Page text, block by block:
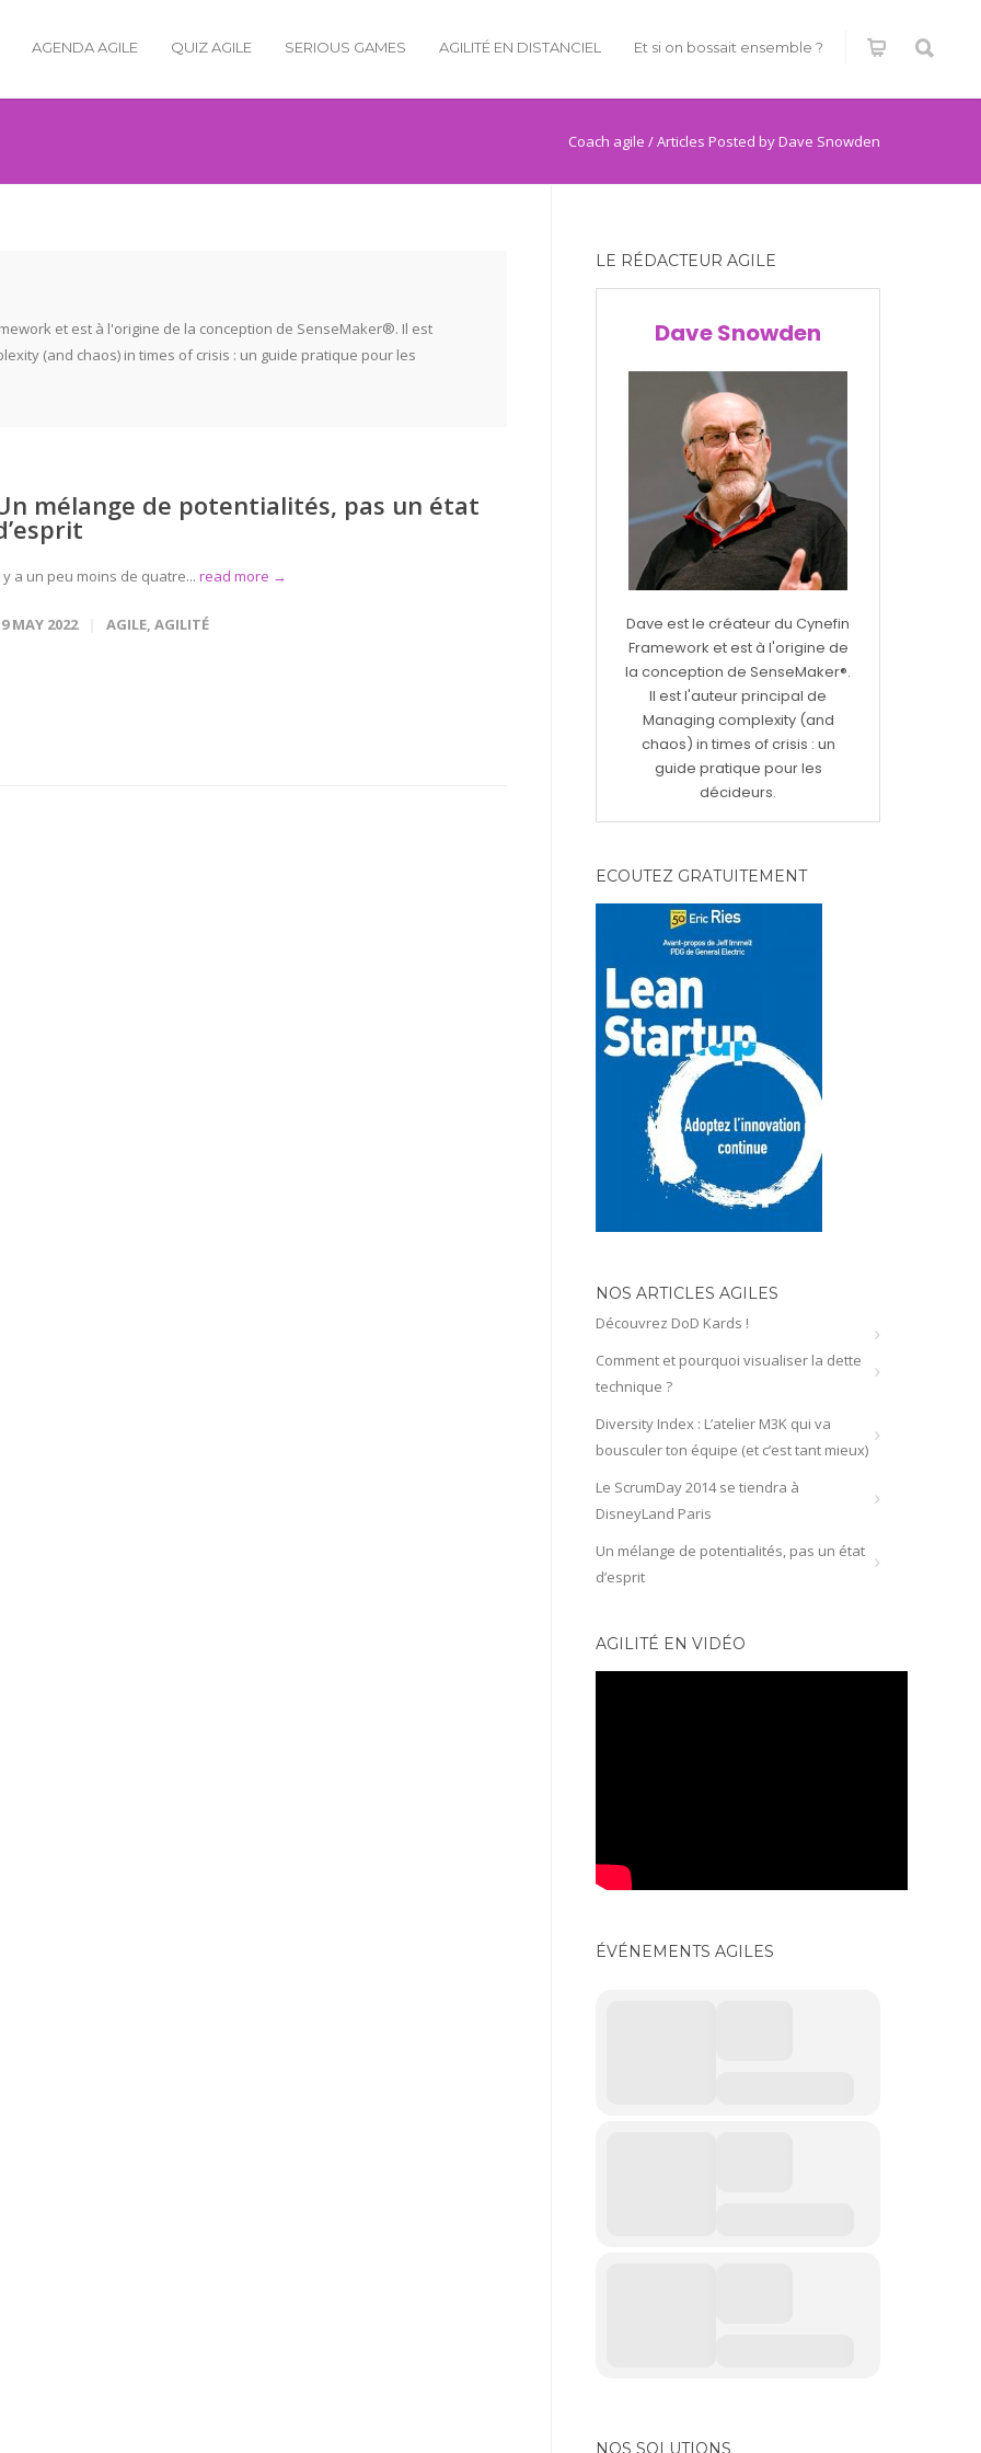
AGENDA AGILE QUIZ AGILE SERIOUS GAMES AGILITÉ EN DISTANCIEL Et si on bossait ensemble ?
Coach agile /Articles Posted by Dave Snowden
et est à l'origine de la conception de SenseMaker®. Il est
(and chaos) in times of crisis : un guide pratique pour les
mélange de potentialités, pas un état
y a un peu moins de quatre... read more →
MAY 2022 AGILE, AGILITÉ
LE RÉDACTEUR AGILE
Dave Snowden
Dave est le créateur du Cynefin
Framework et est à l'origine de
la conception de SenseMaker®.
Il est l'auteur principal de
Managing complexity (and
chaos) in times of crisis : un
guide pratique pour les
décideurs.
ECOUTEZ GRATUITEMENT
NOS ARTICLES AGILES
Découvrez DoD Kards !
Comment et pourquoi visualiser la dette
technique ?
Diversity Index : L’atelier M3K qui va
bousculer ton équipe (et c’est tant mieux)
Le ScrumDay 2014 se tiendra à
DisneyLand Paris
Un mélange de potentialités, pas un état
d’esprit
AGILITÉ EN VIDÉO
ÉVÉNEMENTS AGILES
NOS SOLUTIONS